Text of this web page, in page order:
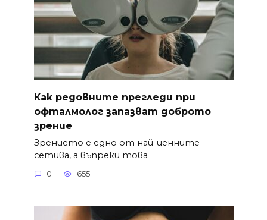
Как редовните прегледи при
офталмолог запазват доброто
зрение
Зрението е едно от най-ценните
сетива, а въпреки това
0 655